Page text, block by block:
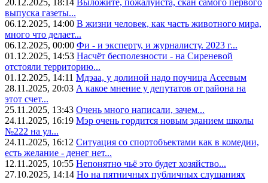
выпуска газеты...
06.12.2025, 14:00 В жизни человек, как часть животного мира,
много что делает...
06.12.2025, 00:00 Фи - и эксперту, и журналисту. 2023 г...
01.12.2025, 14:53 Насчёт бесполезности - на Сиреневой
отстояли территорию...
01.12.2025, 14:11 Мдэаа, у долиной надо поучица Асеевым
28.11.2025, 20:03 А какое мнение у депутатов от района на
этот счет...
25.11.2025, 13:43 Очень много написали, зачем...
24.11.2025, 16:19 Мэр очень гордится новым зданием школы
№222 на ул...
24.11.2025, 16:12 Ситуация со спортобъектами как в комедии,
есть желание - денег нет...
12.11.2025, 10:55 Непонятно чьё это будет хозяйство...
27.10.2025, 14:14 Но на пятничных публичных слушаниях